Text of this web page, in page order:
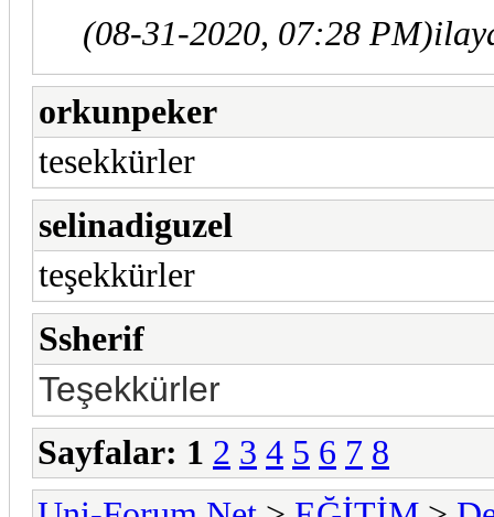
(08-31-2020, 07:28 PM)
orkunpeker
tesekkürler
selinadiguzel
teşekkürler
Ssherif
Teşekkürler
Sayfalar: 1 2 3 4 5 6 7 8